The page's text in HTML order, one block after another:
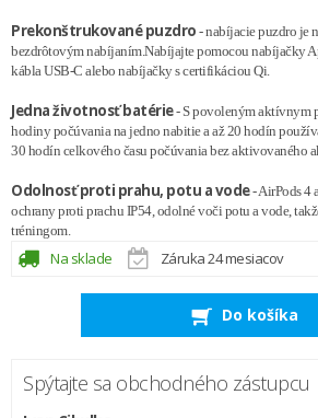
Prekonštrukované puzdro - nabíjacie puzdro je
bezdrôtovým nabíjaním.Nabíjajte pomocou nabíjačky
kábla USB-C alebo nabíjačky s certifikáciou Qi.
Jedna životnosť batérie- S povoleným aktívnym
hodiny počúvania na jedno nabitie a až 20 hodín
30 hodín celkového času počúvania bez aktivovaného
Odolnosť proti prahu, potu a vode- AirPods 4
ochrany proti prachu IP54, odolné voči potu a vode,
tréningom.
Na sklade Záruka 24 mesiacov
Do košíka
Spýtajte sa obchodného zástupcu